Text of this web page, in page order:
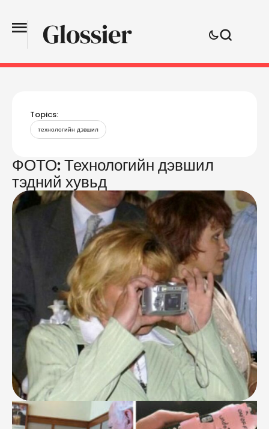
Topics:
технологийн дэвшил
ФОТО: Технологийн дэвшил
тэдний хувьд